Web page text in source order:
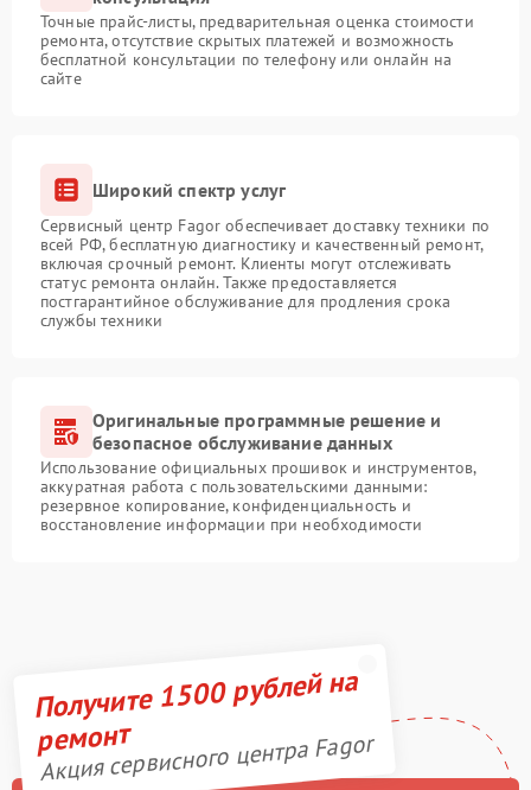
Точные прайс-листы, предварительная оценка стоимости
ремонта, отсутствие скрытых платежей и возможность
бесплатной консультации по телефону или онлайн на
сайте
Широкий спектр услуг
Сервисный центр Fagor обеспечивает доставку техники по
всей РФ, бесплатную диагностику и качественный ремонт,
включая срочный ремонт. Клиенты могут отслеживать
статус ремонта онлайн. Также предоставляется
постгарантийное обслуживание для продления срока
службы техники
Оригинальные программные решение и
безопасное обслуживание данных
Использование официальных прошивок и инструментов,
аккуратная работа с пользовательскими данными:
резервное копирование, конфиденциальность и
восстановление информации при необходимости
Получите 1500 рублей на
ремонт
Акция сервисного центра Fagor